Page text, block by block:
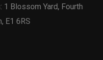
Blossom Yard, Fourth
E1 6RS